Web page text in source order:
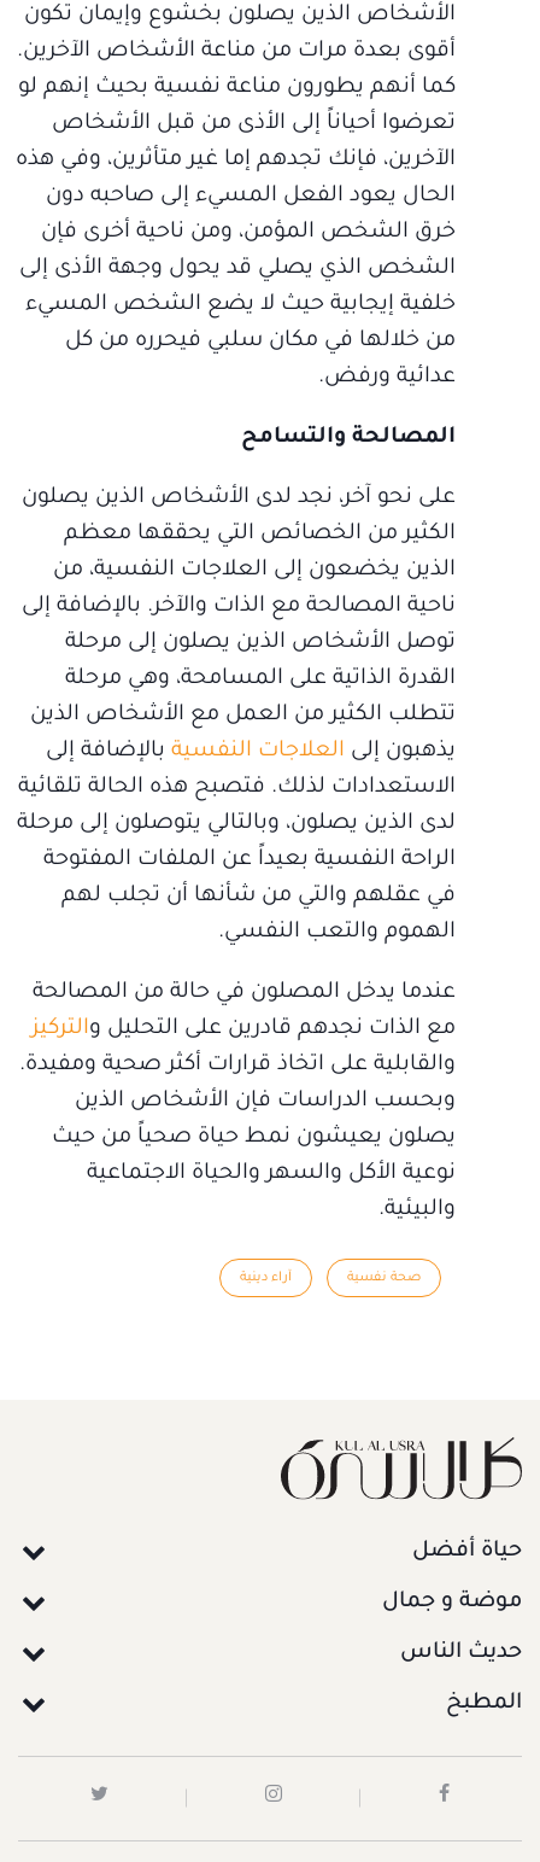
الأشخاص الذين يصلون بخشوع وإيمان تكون
أقوى بعدة مرات من مناعة الأشخاص الآخرين.
كما أنهم يطورون مناعة نفسية بحيث إنهم لو
تعرضوا أحياناً إلى الأذى من قبل الأشخاص
الآخرين، فإنك تجدهم إما غير متأثرين، وفي هذه
الحال يعود الفعل المسيء إلى صاحبه دون
خرق الشخص المؤمن، ومن ناحية أخرى فإن
الشخص الذي يصلي قد يحول وجهة الأذى إلى
خلفية إيجابية حيث لا يضع الشخص المسيء
من خلالها في مكان سلبي فيحرره من كل
عدائية ورفض.
المصالحة والتسامح
على نحو آخر، نجد لدى الأشخاص الذين يصلون
الكثير من الخصائص التي يحققها معظم
الذين يخضعون إلى العلاجات النفسية، من
ناحية المصالحة مع الذات والآخر. بالإضافة إلى
توصل الأشخاص الذين يصلون إلى مرحلة
القدرة الذاتية على المسامحة، وهي مرحلة
تتطلب الكثير من العمل مع الأشخاص الذين
يذهبون إلى العلاجات النفسية بالإضافة إلى
الاستعدادات لذلك. فتصبح هذه الحالة تلقائية
لدى الذين يصلون، وبالتالي يتوصلون إلى مرحلة
الراحة النفسية بعيداً عن الملفات المفتوحة
في عقلهم والتي من شأنها أن تجلب لهم
الهموم والتعب النفسي.
عندما يدخل المصلون في حالة من المصالحة
مع الذات نجدهم قادرين على التحليل والتركيز
والقابلية على اتخاذ قرارات أكثر صحية ومفيدة.
وبحسب الدراسات فإن الأشخاص الذين
يصلون يعيشون نمط حياة صحياً من حيث
نوعية الأكل والسهر والحياة الاجتماعية
والبيئية.
صحة نفسية آراء دينية
حياة أفضل
موضة و جمال
حديث الناس
المطبخ